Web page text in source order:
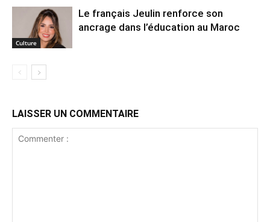
Culture
Le français Jeulin renforce son
ancrage dans l’éducation au Maroc
LAISSER UN COMMENTAIRE